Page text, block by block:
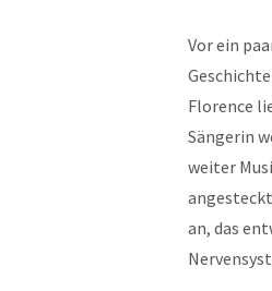
Vor ein
Florence
Sängerin
weiter
an, das